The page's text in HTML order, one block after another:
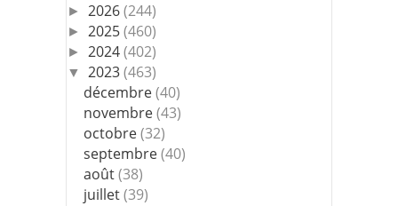
► 2026(244)
► 2025(460)
► 2024(402)
▼ 2023(463)
décembre(40)
novembre(43)
octobre(32)
septembre(40)
août(38)
juillet(39)